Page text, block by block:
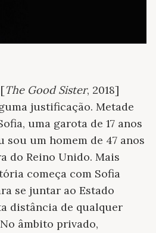
The Good Sister, 2018]
justificação. Metade
uma garota de 17 anos
sou um homem de 47 anos
do Reino Unido. Mais
começa com Sofia
se juntar ao Estado
distância de qualquer
âmbito privado,